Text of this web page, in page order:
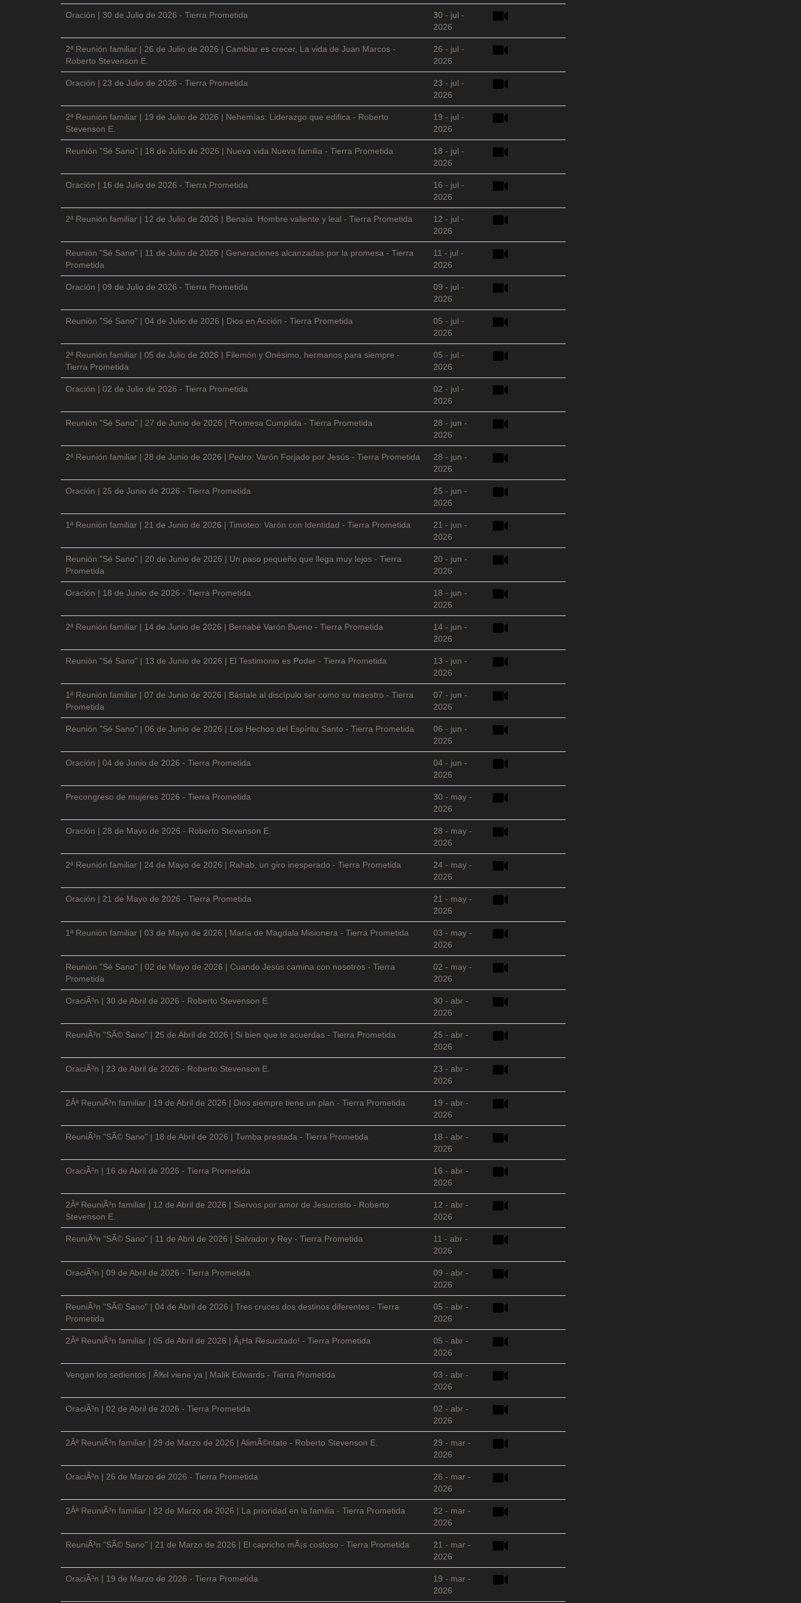
Oración | 30 de Julio de 2026 - Tierra Prometida
30 - jul -
2026
2ª Reunión familiar | 26 de Julio de 2026 | Cambiar es crecer, La vida de Juan Marcos -
Roberto Stevenson E.
26 - jul -
2026
Oración | 23 de Julio de 2026 - Tierra Prometida
23 - jul -
2026
2ª Reunión familiar | 19 de Julio de 2026 | Nehemías: Liderazgo que edifica - Roberto
Stevenson E.
19 - jul -
2026
Reunión "Sé Sano" | 18 de Julio de 2026 | Nueva vida Nueva familia - Tierra Prometida
18 - jul -
2026
Oración | 16 de Julio de 2026 - Tierra Prometida
16 - jul -
2026
2ª Reunión familiar | 12 de Julio de 2026 | Benaía: Hombre valiente y leal - Tierra Prometida
12 - jul -
2026
Reunión "Sé Sano" | 11 de Julio de 2026 | Generaciones alcanzadas por la promesa - Tierra
Prometida
11 - jul -
2026
Oración | 09 de Julio de 2026 - Tierra Prometida
09 - jul -
2026
Reunión "Sé Sano" | 04 de Julio de 2026 | Dios en Acción - Tierra Prometida
05 - jul -
2026
2ª Reunión familiar | 05 de Julio de 2026 | Filemón y Onésimo, hermanos para siempre -
Tierra Prometida
05 - jul -
2026
Oración | 02 de Julio de 2026 - Tierra Prometida
02 - jul -
2026
Reunión "Sé Sano" | 27 de Junio de 2026 | Promesa Cumplida - Tierra Prometida
28 - jun -
2026
2ª Reunión familiar | 28 de Junio de 2026 | Pedro: Varón Forjado por Jesús - Tierra Prometida
28 - jun -
2026
Oración | 25 de Junio de 2026 - Tierra Prometida
25 - jun -
2026
1ª Reunión familiar | 21 de Junio de 2026 | Timoteo: Varón con Identidad - Tierra Prometida
21 - jun -
2026
Reunión "Sé Sano" | 20 de Junio de 2026 | Un paso pequeño que llega muy lejos - Tierra
Prometida
20 - jun -
2026
Oración | 18 de Junio de 2026 - Tierra Prometida
18 - jun -
2026
2ª Reunión familiar | 14 de Junio de 2026 | Bernabé Varón Bueno - Tierra Prometida
14 - jun -
2026
Reunión "Sé Sano" | 13 de Junio de 2026 | El Testimonio es Poder - Tierra Prometida
13 - jun -
2026
1ª Reunión familiar | 07 de Junio de 2026 | Bástale al discípulo ser como su maestro - Tierra
Prometida
07 - jun -
2026
Reunión "Sé Sano" | 06 de Junio de 2026 | Los Hechos del Espíritu Santo - Tierra Prometida
06 - jun -
2026
Oración | 04 de Junio de 2026 - Tierra Prometida
04 - jun -
2026
Precongreso de mujeres 2026 - Tierra Prometida
30 - may -
2026
Oración | 28 de Mayo de 2026 - Roberto Stevenson E.
28 - may -
2026
2ª Reunión familiar | 24 de Mayo de 2026 | Rahab, un giro inesperado - Tierra Prometida
24 - may -
2026
Oración | 21 de Mayo de 2026 - Tierra Prometida
21 - may -
2026
1ª Reunión familiar | 03 de Mayo de 2026 | María de Magdala Misionera - Tierra Prometida
03 - may -
2026
Reunión "Sé Sano" | 02 de Mayo de 2026 | Cuando Jesús camina con nosotros - Tierra
Prometida
02 - may -
2026
OraciÃ³n | 30 de Abril de 2026 - Roberto Stevenson E.
30 - abr -
2026
ReuniÃ³n "SÃ© Sano" | 25 de Abril de 2026 | Si bien que te acuerdas - Tierra Prometida
25 - abr -
2026
OraciÃ³n | 23 de Abril de 2026 - Roberto Stevenson E.
23 - abr -
2026
2Âª ReuniÃ³n familiar | 19 de Abril de 2026 | Dios siempre tiene un plan - Tierra Prometida
19 - abr -
2026
ReuniÃ³n "SÃ© Sano" | 18 de Abril de 2026 | Tumba prestada - Tierra Prometida
18 - abr -
2026
OraciÃ³n | 16 de Abril de 2026 - Tierra Prometida
16 - abr -
2026
2Âª ReuniÃ³n familiar | 12 de Abril de 2026 | Siervos por amor de Jesucristo - Roberto
Stevenson E.
12 - abr -
2026
ReuniÃ³n "SÃ© Sano" | 11 de Abril de 2026 | Salvador y Rey - Tierra Prometida
11 - abr -
2026
OraciÃ³n | 09 de Abril de 2026 - Tierra Prometida
09 - abr -
2026
ReuniÃ³n "SÃ© Sano" | 04 de Abril de 2026 | Tres cruces dos destinos diferentes - Tierra
Prometida
05 - abr -
2026
2Âª ReuniÃ³n familiar | 05 de Abril de 2026 | Â¡Ha Resucitado! - Tierra Prometida
05 - abr -
2026
Vengan los sedientos | Ã‰l viene ya | Malik Edwards - Tierra Prometida
03 - abr -
2026
OraciÃ³n | 02 de Abril de 2026 - Tierra Prometida
02 - abr -
2026
2Âª ReuniÃ³n familiar | 29 de Marzo de 2026 | AlimÃ©ntate - Roberto Stevenson E.
29 - mar -
2026
OraciÃ³n | 26 de Marzo de 2026 - Tierra Prometida
26 - mar -
2026
2Âª ReuniÃ³n familiar | 22 de Marzo de 2026 | La prioridad en la familia - Tierra Prometida
22 - mar -
2026
ReuniÃ³n "SÃ© Sano" | 21 de Marzo de 2026 | El capricho mÃ¡s costoso - Tierra Prometida
21 - mar -
2026
OraciÃ³n | 19 de Marzo de 2026 - Tierra Prometida
19 - mar -
2026